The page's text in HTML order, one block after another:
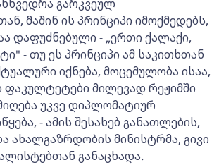
გარკვეულ
მაშინ ის პრინციპი იმოქმედებს,
დაფუძნებული - „ერთი ქალაქი,
- თუ ეს პრინციპი ამ საკითხთან
იქნება, მოცემულობა ისაა,
მილევად რეჟიმში
უკვე დიპლომატიურ
- ამის შესახებ განათლების,
ახალგაზრდობის მინისტრმა, გივი
განაცხადა.